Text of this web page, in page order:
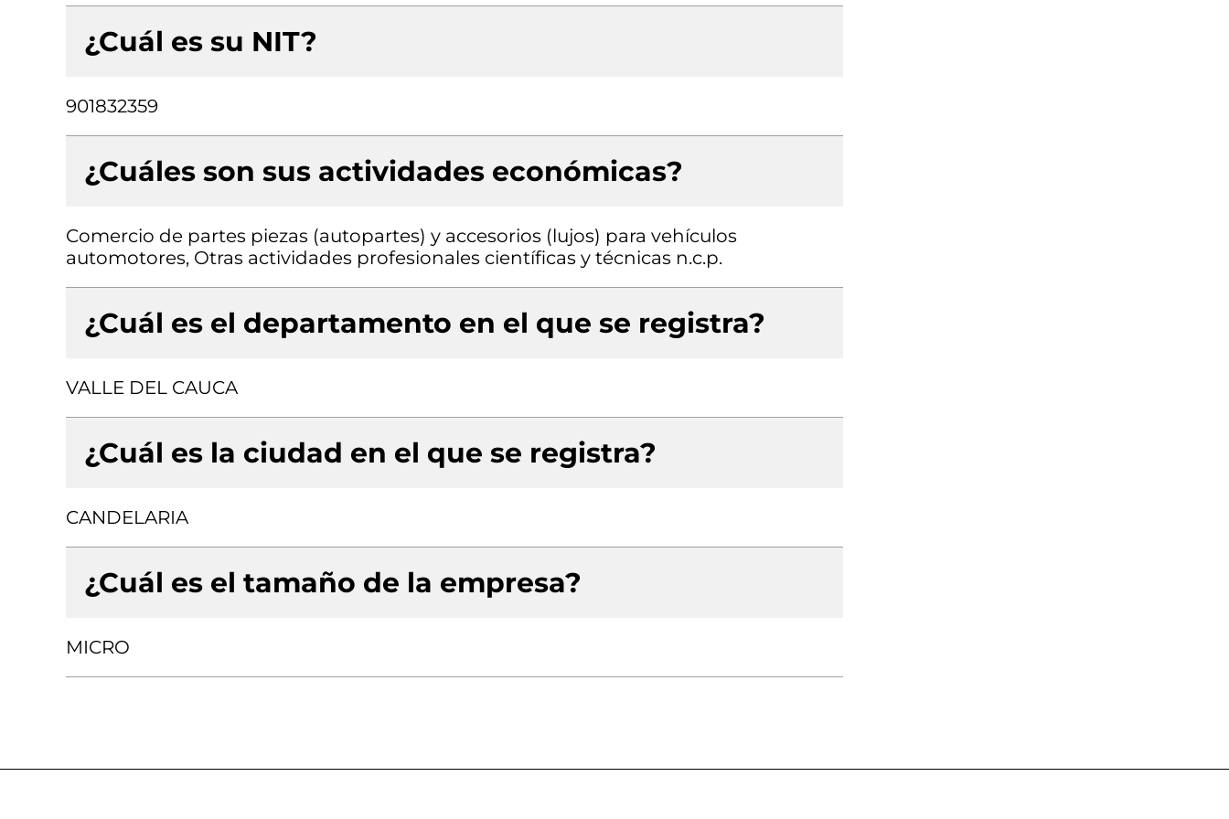
¿Cuál es su NIT?
901832359
¿Cuáles son sus actividades económicas?
Comercio de partes piezas (autopartes) y accesorios (lujos) para vehículos
automotores, Otras actividades profesionales científicas y técnicas n.c.p.
¿Cuál es el departamento en el que se registra?
VALLE DEL CAUCA
¿Cuál es la ciudad en el que se registra?
CANDELARIA
¿Cuál es el tamaño de la empresa?
MICRO